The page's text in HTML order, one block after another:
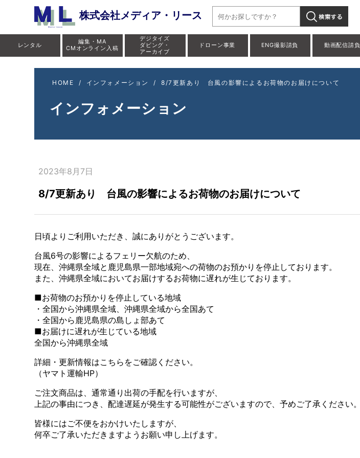
株式会社メディア・リース
レンタル
編集・MA
CMオンライン入稿
デジタイズ
ダビング・
アーカイブ
ドローン事業 ENG撮影請負 動画配信請負
HOME / インフォメーション / 8/7更新あり 台風の影響によるお荷物のお届けについて
インフォメーション
2023年8月7日
8/7更新あり 台風の影響によるお荷物のお届けについて
日頃よりご利用いただき、誠にありがとうございます。
台風6号の影響によるフェリー欠航のため、
現在、沖縄県全域と鹿児島県一部地域宛への荷物のお預かりを停止しております。
また、沖縄県全域においてお届けするお荷物に遅れが生じております。
■お荷物のお預かりを停止している地域
・全国から沖縄県全域、沖縄県全域から全国あて
・全国から鹿児島県の島しょ部あて
■お届けに遅れが生じている地域
全国から沖縄県全域
詳細・更新情報はこちらをご確認ください。
（ヤマト運輸HP）
ご注文商品は、通常通り出荷の手配を行いますが、
上記の事由につき、配達遅延が発生する可能性がございますので、予めご了承ください。
皆様にはご不便をおかけいたしますが、
何卒ご了承いただきますようお願い申し上げます。